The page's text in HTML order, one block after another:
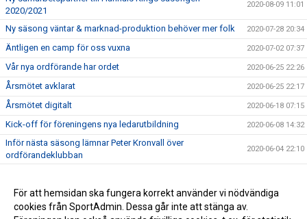
2020/2021
2020-08-09 11:01
Ny säsong väntar & marknad-produktion behöver mer folk 2020-07-28 20:34
Äntligen en camp för oss vuxna 2020-07-02 07:37
Vår nya ordförande har ordet 2020-06-25 22:26
Årsmötet avklarat 2020-06-25 22:17
Årsmötet digitalt 2020-06-18 07:15
Kick-off för föreningens nya ledarutbildning 2020-06-08 14:32
Inför nästa säsong lämnar Peter Kronvall över
ordförandeklubban
2020-06-04 22:10
Hanhals Kings sluter avtal med Warrior Hockey 2020-06-01 18:19
Vi är Hanhals Kings 2020-05-27 14:55
För att hemsidan ska fungera korrekt använder vi nödvändiga
cookies från SportAdmin. Dessa går inte att stänga av.